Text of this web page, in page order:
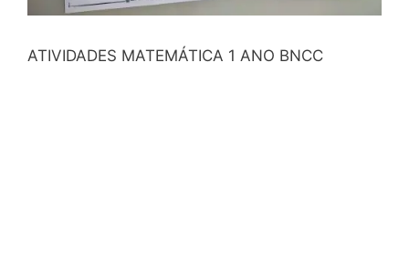
ATIVIDADES MATEMÁTICA 1 ANO BNCC